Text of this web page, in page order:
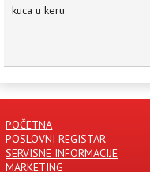
kuca u keru
POČETNA
POSLOVNI REGISTAR
SERVISNE INFORMACIJE
MARKETING